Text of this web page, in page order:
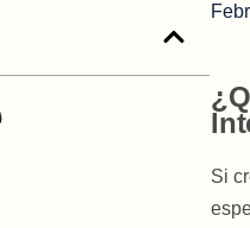
Si